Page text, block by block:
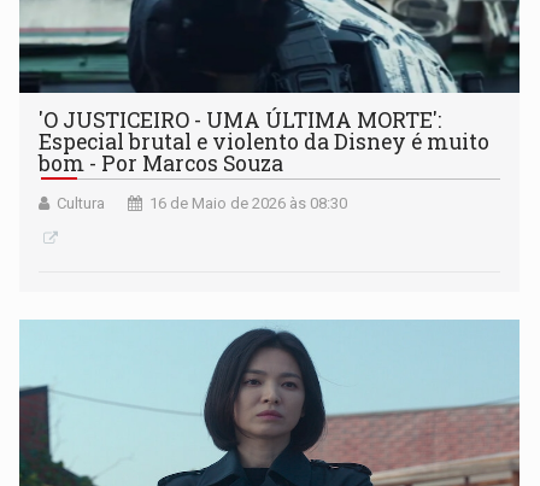
'O JUSTICEIRO - UMA ÚLTIMA MORTE':
Especial brutal e violento da Disney é muito
bom - Por Marcos Souza
Cultura 16 de Maio de 2026 às 08:30